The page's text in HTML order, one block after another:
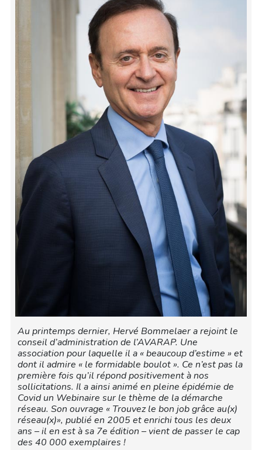
Au printemps dernier, Hervé Bommelaer a rejoint le
conseil d’administration de l’AVARAP. Une
association pour laquelle il a « beaucoup d’estime » et
dont il admire « le formidable boulot ». Ce n’est pas la
première fois qu’il répond positivement à nos
sollicitations. Il a ainsi animé en pleine épidémie de
Covid un Webinaire sur le thème de la démarche
réseau. Son ouvrage « Trouvez le bon job grâce au(x)
réseau(x)», publié en 2005 et enrichi tous les deux
ans – il en est à sa 7e édition – vient de passer le cap
des 40 000 exemplaires !